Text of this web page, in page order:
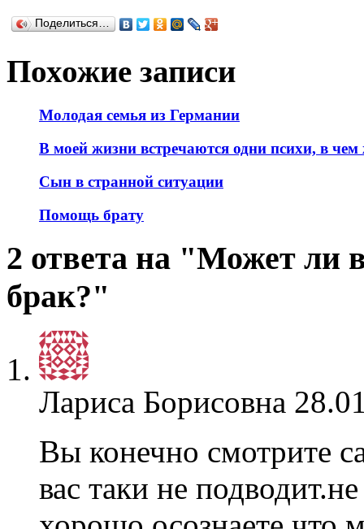
Поделиться…
Похожие записи
Молодая семья из Германии
В моей жизни встречаются одни психи, в
Сын в странной ситуации
Помощь брату
2 ответа на "Может ли
брак?"
Лариса Борисовна
Вы конечно смотрите
вас таки не